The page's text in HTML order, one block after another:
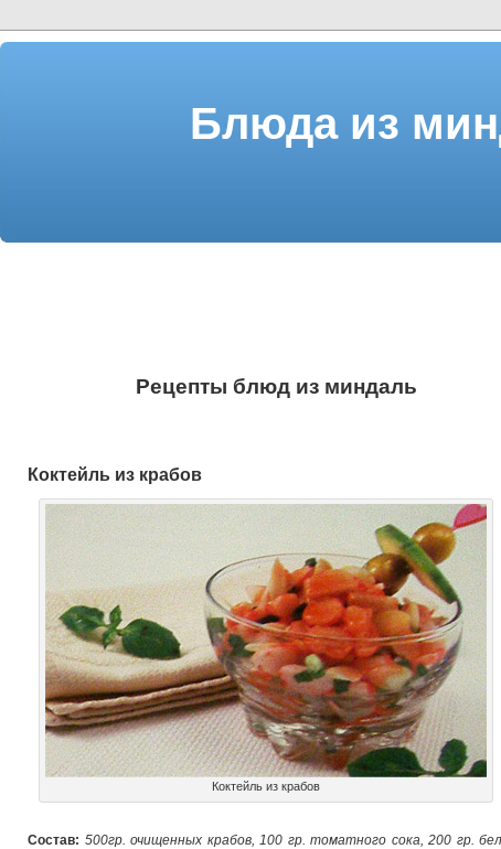
Блюда из
Рецепты блюд из миндаль
Коктейль из крабов
Коктейль из крабов
Состав: 500гр. очищенных крабов, 100 гр. томатного сока, 200 гр.